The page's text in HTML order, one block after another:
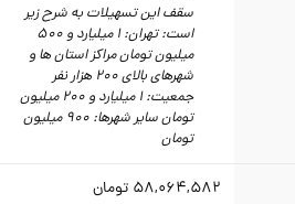
سقف این تسهیلات به شرح زیر
است: تهران: 1 میلیارد و 500
میلیون تومان مراکز استان ها و
شهرهای بالای 200 هزار نفر
جمعیت: 1 میلیارد و 200 میلیون
تومان سایر شهرها: 900 میلیون
تومان
58,064,582 تومان